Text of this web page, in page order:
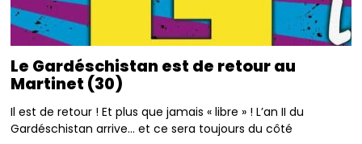
Le Gardéschistan est de retour au
Martinet (30)
Il est de retour ! Et plus que jamais « libre » ! L’an II du
Gardéschistan arrive… et ce sera toujours du côté